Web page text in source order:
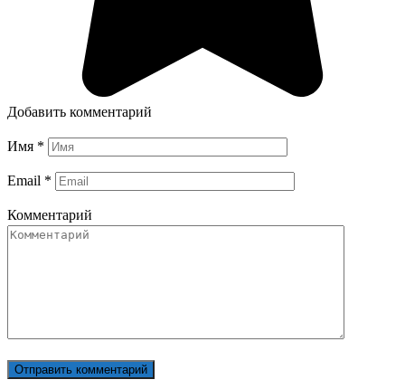
Добавить комментарий
Имя *
Email *
Комментарий